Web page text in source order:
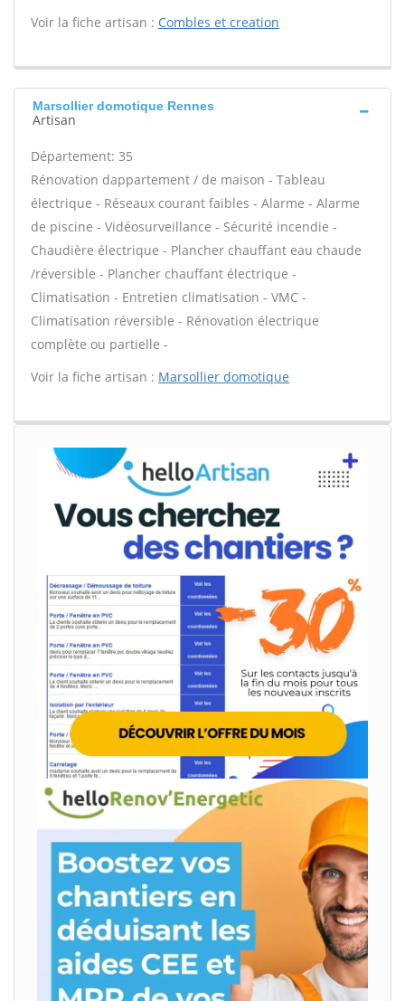
Voir la fiche artisan : Combles et creation
Marsollier domotique Rennes
Artisan
Département: 35
Rénovation dappartement / de maison - Tableau
électrique - Réseaux courant faibles - Alarme - Alarme
de piscine - Vidéosurveillance - Sécurité incendie -
Chaudière électrique - Plancher chauffant eau chaude
/réversible - Plancher chauffant électrique -
Climatisation - Entretien climatisation - VMC -
Climatisation réversible - Rénovation électrique
complète ou partielle -
Voir la fiche artisan : Marsollier domotique